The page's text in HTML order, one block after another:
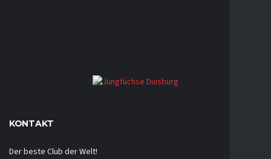
KONTAKT
Der beste Club der Welt!